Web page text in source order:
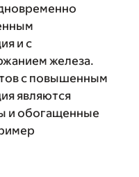
и с
железа.
с повышенным
являются
и обогащенные